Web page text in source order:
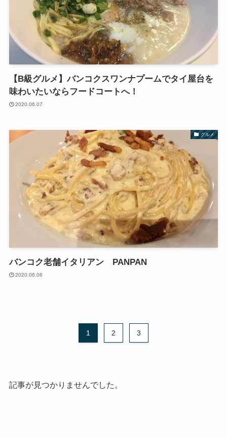
【B級グルメ】バンコクスワンナプームでタイ屋台を
味わいたいならフードコートへ！
2020.06.07
グルメ
バンコク老舗イタリアン PANPAN
2020.06.06
1 2 3
記事が見つかりませんでした。